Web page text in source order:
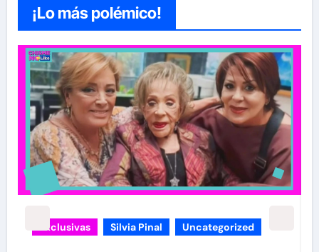
¡Lo más polémico!
carolina Sandoval Exclusivas